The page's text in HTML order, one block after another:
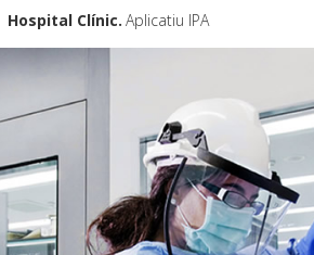
Hospital Clínic Aplicatiu IPA